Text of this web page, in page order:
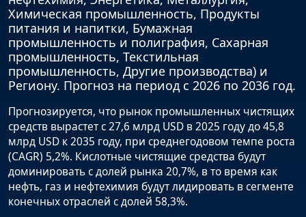
Химическая промышленность, Продукты
питания и напитки, Бумажная
промышленность и полиграфия, Сахарная
промышленность, Текстильная
промышленность, Другие производства) и
Региону. Прогноз на период с 2026 по 2036 год.
Прогнозируется, что рынок промышленных чистящих
средств вырастет с 27,6 млрд USD в 2025 году до 45,8
млрд USD к 2035 году, при среднегодовом темпе роста
(CAGR) 5,2%. Кислотные чистящие средства будут
доминировать с долей рынка 20,7%, в то время как
нефть, газ и нефтехимия будут лидировать в сегменте
конечных отраслей с долей 58,3%.